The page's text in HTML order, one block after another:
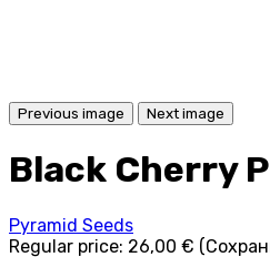
Previous image Next image
Black Cherry
Pyramid Seeds
Regular price: 26,00 €